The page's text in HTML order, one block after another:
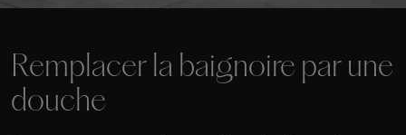
Remplacer la baignoire par une
douche